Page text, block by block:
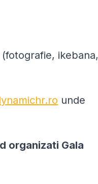
ikebana,
unde
organizati Gala